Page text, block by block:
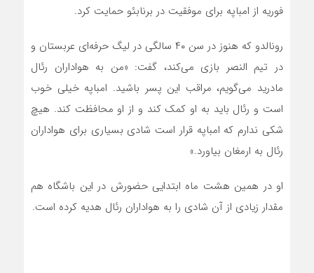
فوریه از امباپه برای موفقیت در برنابئو حمایت کرد.
رونالدو که هنوز در سن ۴۰ سالگی در لیگ حرفه‌ای عربستان و
در تیم النصر بازی می‌کند، گفت: «من به هواداران رئال
مادرید می‌گویم، مراقب این پسر باشید. امباپه خیلی خوب
است و رئال باید به او کمک کند و از او محافظت کند. هیچ
شکی ندارم که امباپه قرار است شادی بسیاری برای هواداران
رئال به ارمغان بیاورد.»
او در همین هشت ماه ابتدایی حضورش در این باشگاه هم
مقدار زیادی از آن شادی را به هواداران رئال هدیه کرده است.